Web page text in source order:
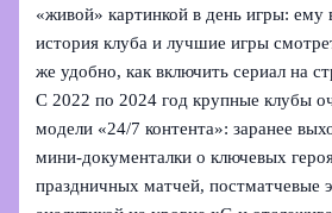
«живой» картинкой в день игры:
история клуба и лучшие игры
же удобно, как включить сериал на
С 2022 по 2024 год крупные клубы
модели «24/7 контента»: заранее
мини‑документалки о ключевых
праздничных матчей, постматчевые